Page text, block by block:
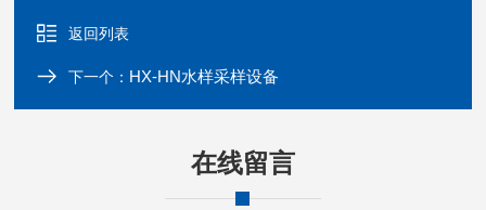
返回列表
下一个： HX-HN水样采样设备
在线留言